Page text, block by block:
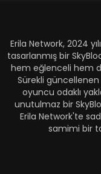
Erila Network, 2024
tasarlanmış bir
hem eğlenceli hem
Sürekli
oyuncu odaklı
unutulmaz bir
Erila Network'te
samimi bir